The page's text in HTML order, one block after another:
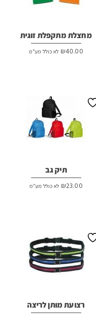
מחצלת מתקפלת זוגית
₪40.00 לא כולל מע"מ
תיק גב
₪23.00 לא כולל מע"מ
רצועת מותן לריצה